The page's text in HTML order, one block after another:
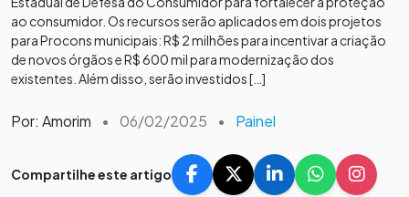
ao consumidor. Os recursos serão aplicados em dois projetos
para Procons municipais: R$ 2 milhões para incentivar a criação
de novos órgãos e R$ 600 mil para modernização dos
existentes. Além disso, serão investidos […]
Por: Amorim • 06/02/2025 • Painel
Compartilhe este artigo